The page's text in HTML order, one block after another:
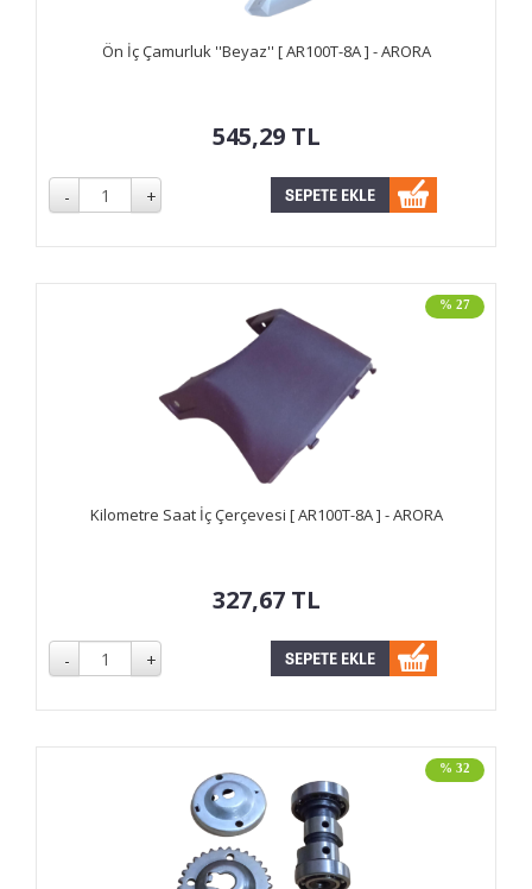
Ön İç Çamurluk ''Beyaz'' [ AR100T-8A ] - ARORA
545,29 TL
% 27
Kilometre Saat İç Çerçevesi [ AR100T-8A ] - ARORA
327,67 TL
% 32